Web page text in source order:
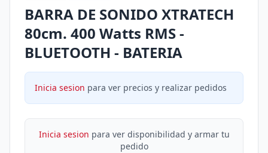
BARRA DE SONIDO XTRATECH
80cm. 400 Watts RMS -
BLUETOOTH - BATERIA
Inicia sesion para ver precios y realizar pedidos
Inicia sesion para ver disponibilidad y armar tu
pedido